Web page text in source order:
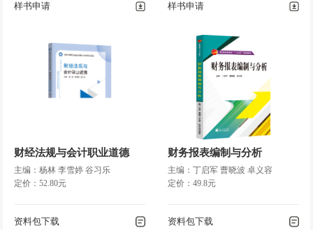
样书申请 样书申请
财经法规与会计职业道德
主编：杨林 李雪婷 谷习乐
定价：52.80元
资料包下载
财务报表编制与分析
主编：丁启军 曹晓波 卓义容
定价：49.8元
资料包下载